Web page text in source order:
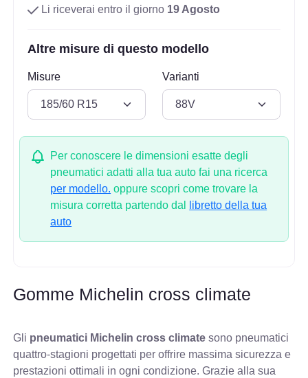
Li riceverai entro il giorno 19 Agosto
Altre misure di questo modello
Misure Varianti
Per conoscere le dimensioni esatte degli
pneumatici adatti alla tua auto fai una ricerca
per modello. oppure scopri come trovare la
misura corretta partendo dal
libretto della tua
auto
Gomme Michelin cross climate
Gli pneumatici Michelin cross climate sono pneumatici
quattro-stagioni progettati per offrire massima sicurezza e
prestazioni ottimali in ogni condizione. Grazie alla sua